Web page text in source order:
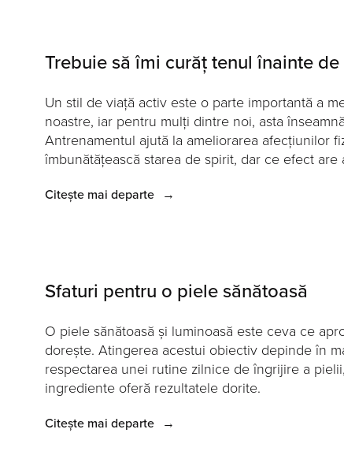
Trebuie să îmi curăț tenul înainte
Un stil de viață activ este o parte importantă a
noastre, iar pentru mulți dintre noi, asta
Antrenamentul ajută la ameliorarea afecțiunilor
îmbunătățească starea de spirit, dar ce efect are
Citește mai departe →
Sfaturi pentru o piele sănătoasă
O piele sănătoasă și luminoasă este ceva ce
dorește. Atingerea acestui obiectiv depinde în
respectarea unei rutine zilnice de îngrijire a
ingrediente oferă rezultatele dorite.
Citește mai departe →